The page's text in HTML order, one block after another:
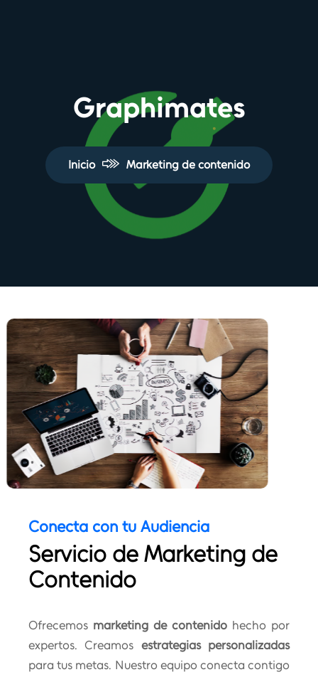
Graphimates
Inicio Marketing de contenido
Conecta con tu Audiencia
Servicio de Marketing de
Contenido
Ofrecemos marketing de contenido hecho por
expertos. Creamos estrategias personalizadas
para tus metas. Nuestro equipo conecta contigo